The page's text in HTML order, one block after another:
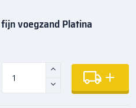
voegzand Platina